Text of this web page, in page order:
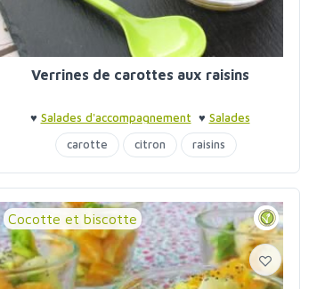
Verrines de carottes aux raisins
♥ Salades d'accompagnement ♥ Salades
d'accompagnement
♥ Verrines
carotte citron raisins
Cocotte et biscotte